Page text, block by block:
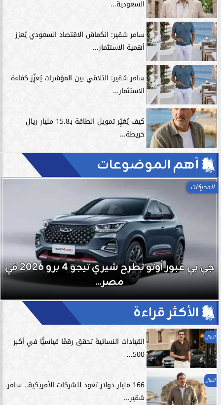
السعودية...
سامر شقير: انكماش الاقتصاد السعودي يُعزز
أهمية الاستثمار...
سامر شقير: التلاقي بين المؤشرات يُعزِّز كفاءة
الاستثمار...
كيف يُغيِّر تمويل الطاقة بـ15.8 مليار ريال
خريطة...
آهم الموضوعات
المحركات
جي بي غبور أوتو تطرح شيري تيجو 4 برو 2026 في
مصر...
الأكثر قراءة
المال
القيادات النسائية تحقق رقمًا قياسيًّا في أكبر
500...
المال
166 مليار دولار تعود للشركات الأمريكية.. سامر
شقير...